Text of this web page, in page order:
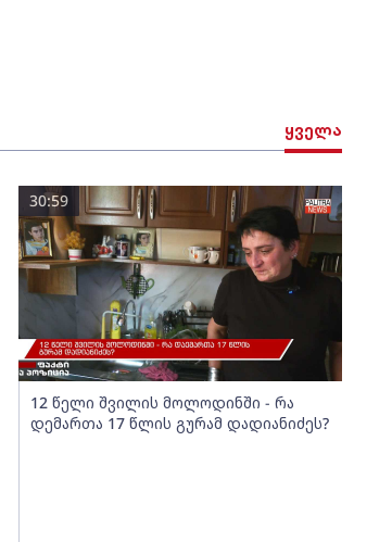
ყველა
12 წელი შვილის მოლოდინში - რა
დემართა 17 წლის გურამ დადიანიძეს?
30:59